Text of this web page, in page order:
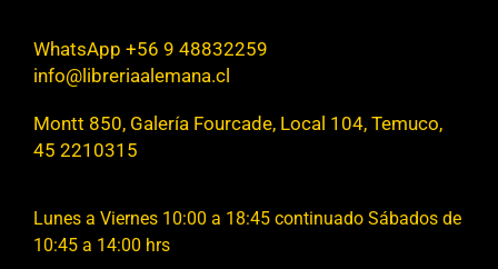
WhatsApp +56 9 48832259
info@libreriaalemana.cl
Montt 850, Galería Fourcade, Local 104, Temuco,
45 2210315
Lunes a Viernes 10:00 a 18:45 continuado Sábados de
10:45 a 14:00 hrs